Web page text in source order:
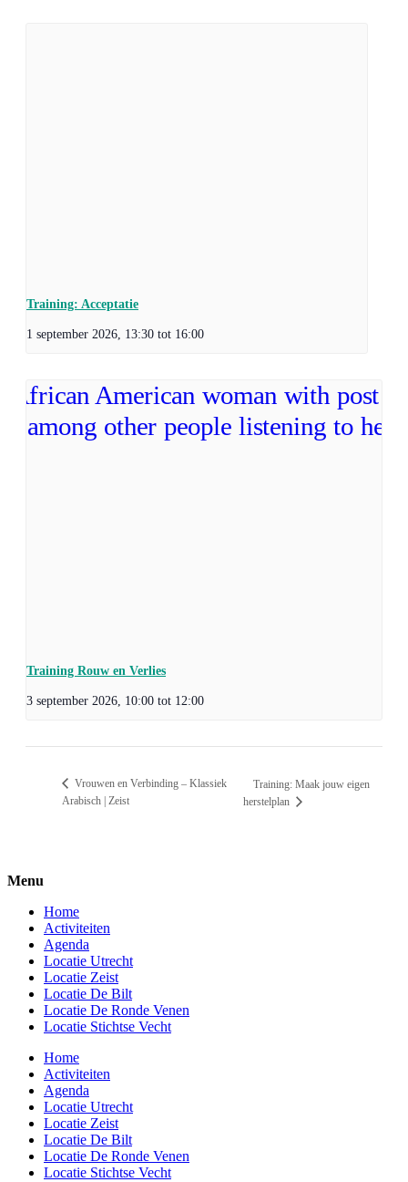
Training: Acceptatie
1 september 2026, 13:30 tot 16:00
Training Rouw en Verlies
3 september 2026, 10:00 tot 12:00
Vrouwen en Verbinding – Klassiek
Arabisch | Zeist
Training: Maak jouw eigen
herstelplan
Menu
Home
Activiteiten
Agenda
Locatie Utrecht
Locatie Zeist
Locatie De Bilt
Locatie De Ronde Venen
Locatie Stichtse Vecht
Home
Activiteiten
Agenda
Locatie Utrecht
Locatie Zeist
Locatie De Bilt
Locatie De Ronde Venen
Locatie Stichtse Vecht